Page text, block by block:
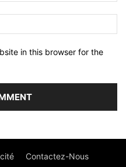
in this browser for the
Contactez-Nous